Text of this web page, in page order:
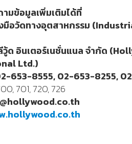
มข้อมูลเพิ่มเติมได้ที่
มือวัดทางอุตสาหกรรม (
ด อินเตอร์เนชั่นแนล จำกัด (
Ltd.)
653-8555, 02-653-8255,
701, 720, 726